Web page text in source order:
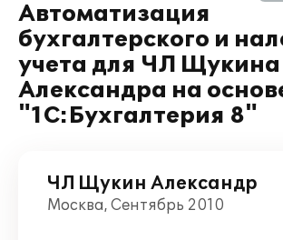
Автоматизация
бухгалтерского и
учета для ЧЛ Щукина
Александра на
"1С:Бухгалтерия 8"
ЧЛ Щукин Александр
Москва, Сентябрь 2010